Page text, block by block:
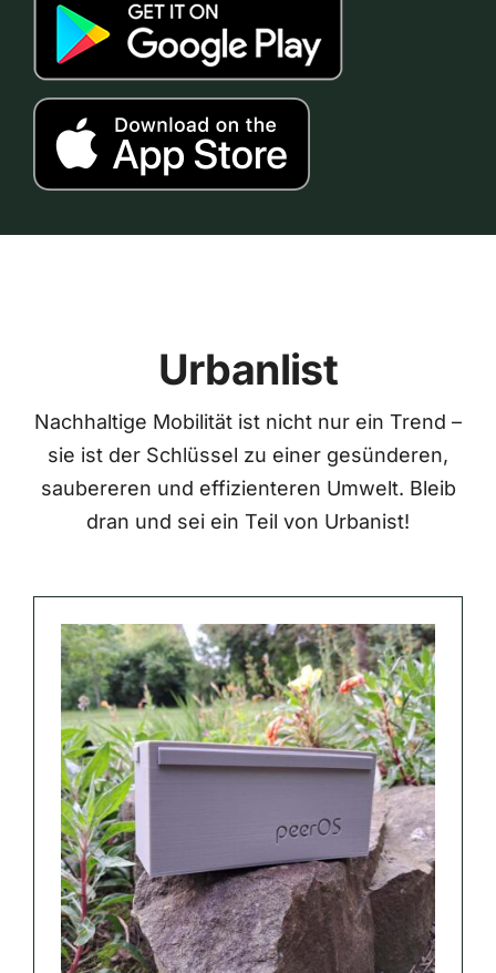
Urbanlist
Nachhaltige Mobilität ist nicht nur ein Trend –
sie ist der Schlüssel zu einer gesünderen,
saubereren und effizienteren Umwelt. Bleib
dran und sei ein Teil von Urbanist!